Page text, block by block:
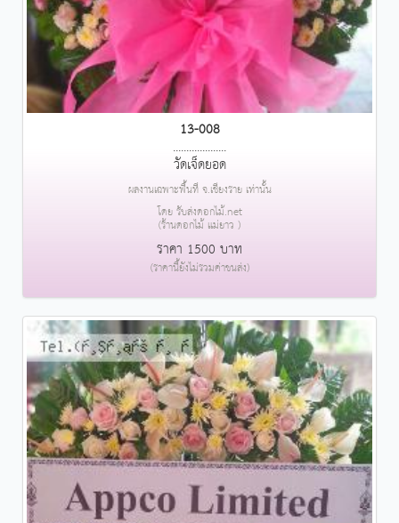
13-008
....................
วัดเจ็ดยอด
ผลงานเฉพาะพื้นที่ จ.เชียงราย เท่านั้น
โดย รับส่งดอกไม้.net
(ร้านดอกไม้ แม่ยาว )
ราคา 1500 บาท
(ราคานี้ยังไม่รวมค่าขนส่ง)